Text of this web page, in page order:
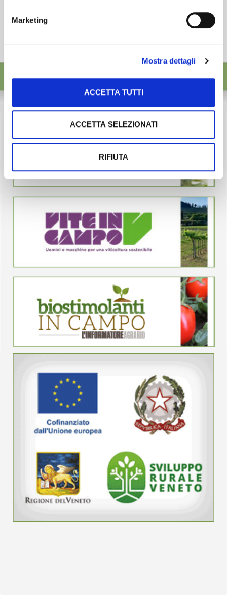
Marketing
Mostra dettagli
ACCETTA TUTTI
ACCETTA SELEZIONATI
RIFIUTA